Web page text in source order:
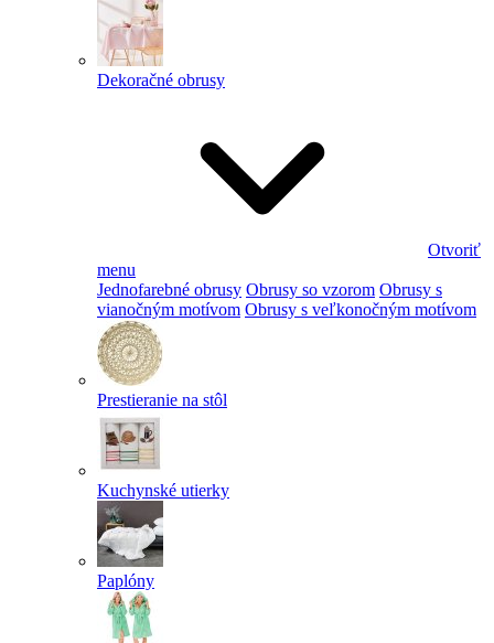
Dekoračné obrusy
Otvoriť
menu
Jednofarebné obrusy Obrusy so vzorom Obrusy s
vianočným motívom Obrusy s veľkonočným motívom
Prestieranie na stôl
Kuchynské utierky
Paplóny